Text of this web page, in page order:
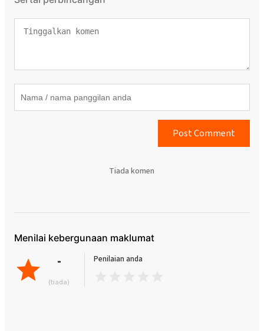
Post Comment
Tiada komen
Menilai kebergunaan maklumat
-
(tiada)
Penilaian anda